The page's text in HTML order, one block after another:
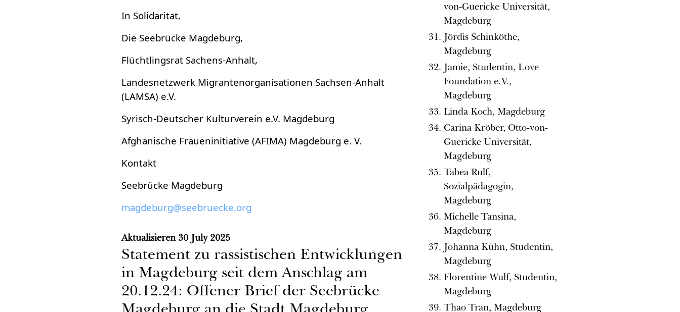
In Solidarität,
Die Seebrücke Magdeburg,
Flüchtlingsrat Sachens-Anhalt,
Landesnetzwerk Migrantenorganisationen Sachsen-Anhalt
(LAMSA) e.V.
Syrisch-Deutscher Kulturverein e.V. Magdeburg
Afghanische Fraueninitiative (AFIMA) Magdeburg e. V.
Kontakt
Seebrücke Magdeburg
magdeburg@seebruecke.org
Aktualisieren 30 July 2025
Statement zu rassistischen Entwicklungen
in Magdeburg seit dem Anschlag am
20.12.24: Offener Brief der Seebrücke
von-Guericke Universität,
Magdeburg
Jördis Schinköthe,
Magdeburg
Jamie, Studentin, Love
Foundation e.V.,
Magdeburg
Linda Koch, Magdeburg
Carina Kröber, Otto-von-
Guericke Universität,
Magdeburg
Tabea Rulf,
Sozialpädagogin,
Magdeburg
Michelle Tansina,
Magdeburg
Johanna Kühn, Studentin,
Magdeburg
Florentine Wulf, Studentin,
Magdeburg
Thao Tran, Magdeburg